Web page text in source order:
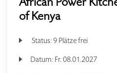
of Kenya
Status:9 Plätze frei
Datum: Fr. 08.01.2027